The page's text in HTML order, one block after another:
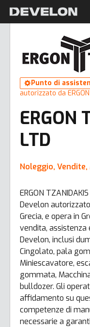
Punto di
autorizzato da ERGON
ERGON
LTD
Noleggio,
ERGON
Develon
Grecia, e opera in
vendita,
Develon, inclusi
Cingolato, pala
Miniescavatore,
gommata,
bulldozer. Gli
affidamento su
competenze di
necessarie a